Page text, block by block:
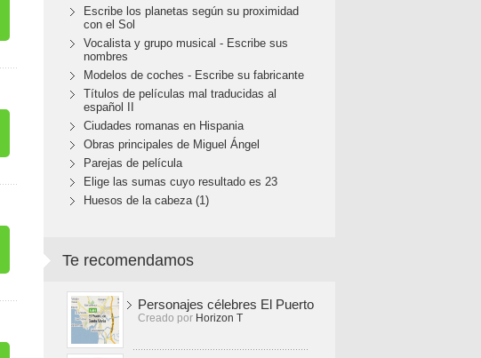
Escribe los planetas según su proximidad
con el Sol
Vocalista y grupo musical - Escribe sus
nombres
Modelos de coches - Escribe su fabricante
Títulos de películas mal traducidas al
español II
Ciudades romanas en Hispania
Obras principales de Miguel Ángel
Parejas de película
Elige las sumas cuyo resultado es 23
Huesos de la cabeza (1)
Te recomendamos
Personajes célebres El Puerto
Creado por Horizon T